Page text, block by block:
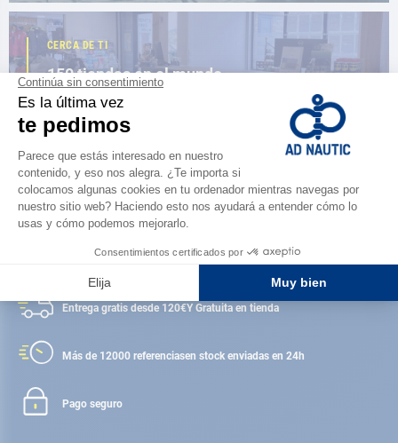
CERCA DE TI
150 tiendas en el mundo,
la fuerza de una red
ENCUENTRA UNA TIENDA
Satisfecho o reembolsado
Entrega gratis desde 120€Y Gratuita en tienda
Más de 12000 referenciasen stock enviadas en 24h
Pago seguro